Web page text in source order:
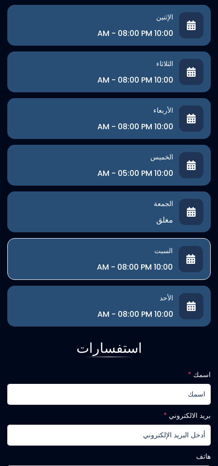
الإثنين
10:00 AM - 08:00 PM
الثلاثاء
10:00 AM - 08:00 PM
الأربعاء
10:00 AM - 08:00 PM
الخميس
10:00 AM - 05:00 PM
الجمعة
مغلق
السبت
10:00 AM - 08:00 PM
الأحد
10:00 AM - 08:00 PM
استفسارات
اسمك *
بريد الالكتروني *
هاتف